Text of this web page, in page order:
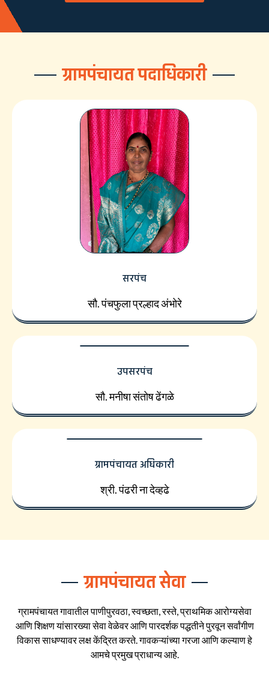
ग्रामपंचायत पदाधिकारी
सरपंच
सौ. पंचफुला प्रल्हाद अंभोरे
उपसरपंच
सौ. मनीषा संतोष ढेंगळे
ग्रामपंचायत अधिकारी
श्री. पंढरी ना देव्हढे
ग्रामपंचायत सेवा
ग्रामपंचायत गावातील पाणीपुरवठा, स्वच्छता, रस्ते, प्राथमिक आरोग्यसेवा
आणि शिक्षण यांसारख्या सेवा वेळेवर आणि पारदर्शक पद्धतीने पुरवून सर्वांगीण
विकास साधण्यावर लक्ष केंद्रित करते. गावकऱ्यांच्या गरजा आणि कल्याण हे
आमचे प्रमुख प्राधान्य आहे.